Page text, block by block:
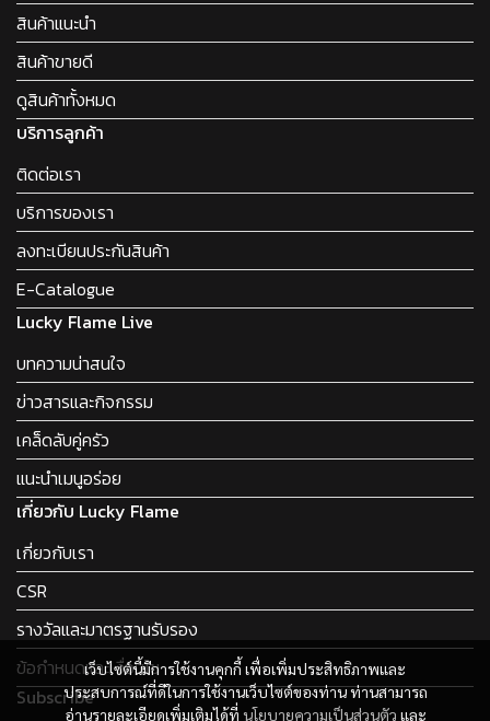
เว็บไซต์นี้มีการใช้งานคุกกี้ เพื่อเพิ่มประสิทธิภาพและ
ประสบการณ์ที่ดีในการใช้งานเว็บไซต์ของท่าน ท่านสามารถ
อ่านรายละเอียดเพิ่มเติมได้ที่ นโยบายความเป็นส่วนตัว และ
สินค้าแนะนำ
สินค้าขายดี
ดูสินค้าทั้งหมด
บริการลูกค้า
ติดต่อเรา
บริการของเรา
ลงทะเบียนประกันสินค้า
E-Catalogue
Lucky Flame Live
บทความน่าสนใจ
ข่าวสารและกิจกรรม
เคล็ดลับคู่ครัว
แนะนำเมนูอร่อย
เกี่ยวกับ Lucky Flame
เกี่ยวกับเรา
CSR
รางวัลและมาตรฐานรับรอง
ข้อกำหนดและเงื่อนไข
Subscribe